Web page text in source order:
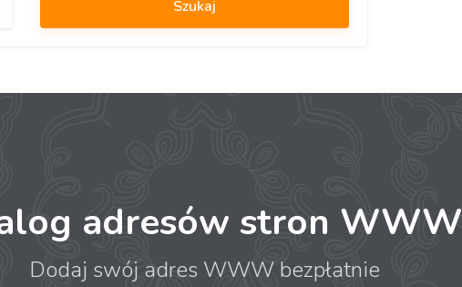
adresów stron WWW
Dodaj swój adres WWW bezpłatnie